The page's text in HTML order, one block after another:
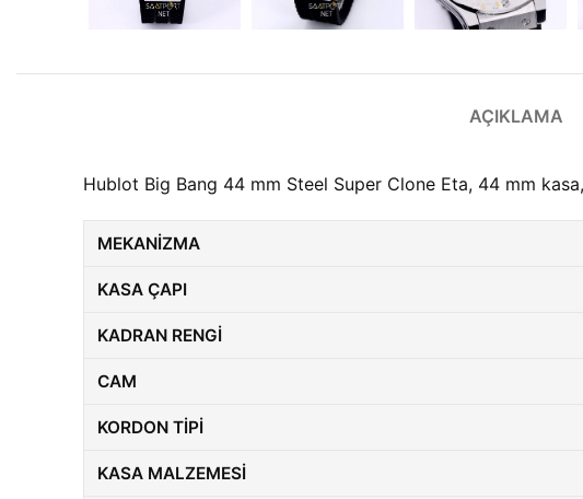
AÇIKLAMA
Hublot Big Bang 44 mm Steel Super Clone Eta, 44 mm
MEKANIZMA
KASA ÇAPI
KADRAN RENGI
CAM
KORDON TIPI
KASA MALZEMESI